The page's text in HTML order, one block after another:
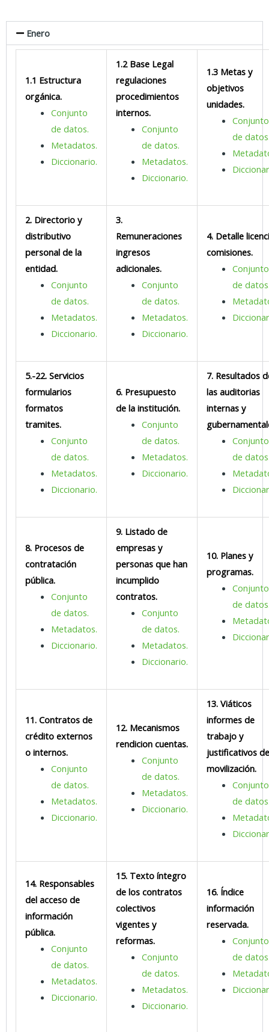
Enero
1.1 Estructura
orgánica.
Conjunto
de datos.
Metadatos.
Diccionario.
1.2 Base Legal
regulaciones
procedimientos
internos.
Conjunto
de datos.
Metadatos.
Diccionario.
1.3 Metas y
objetivos
unidades.
Conjunto
de
2. Directorio y
distributivo
personal de la
entidad.
Conjunto
de datos.
Metadatos.
Diccionario.
3.
Remuneraciones
ingresos
adicionales.
Conjunto
de datos.
Metadatos.
Diccionario.
4. Detalle
comisiones.
Conjunto
de
5.-22. Servicios
formularios
formatos
tramites.
Conjunto
de datos.
Metadatos.
Diccionario.
6. Presupuesto
de la institución.
Conjunto
de datos.
Metadatos.
Diccionario.
7. Resultados
las auditorias
internas y
Conjunto
de
8. Procesos de
contratación
pública.
Conjunto
de datos.
Metadatos.
Diccionario.
9. Listado de
empresas y
personas que han
incumplido
contratos.
Conjunto
de datos.
Metadatos.
Diccionario.
10. Planes y
programas.
Conjunto
de
11. Contratos de
crédito externos
o internos.
Conjunto
de datos.
Metadatos.
Diccionario.
12. Mecanismos
rendicion cuentas.
Conjunto
de datos.
Metadatos.
Diccionario.
13. Viáticos
informes de
trabajo y
justificativos de
movilización.
Conjunto
de
14. Responsables
del acceso de
información
pública.
Conjunto
de datos.
Metadatos.
Diccionario.
15. Texto íntegro
de los contratos
colectivos
vigentes y
reformas.
Conjunto
de datos.
Metadatos.
Diccionario.
16. Índice
información
reservada.
Conjunto
de